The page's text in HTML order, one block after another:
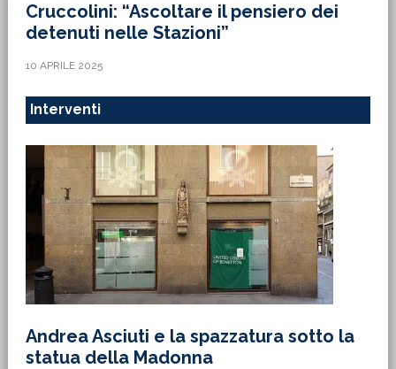
Cruccolini: “Ascoltare il pensiero dei
detenuti nelle Stazioni”
10 APRILE 2025
Interventi
Andrea Asciuti e la spazzatura sotto la
statua della Madonna